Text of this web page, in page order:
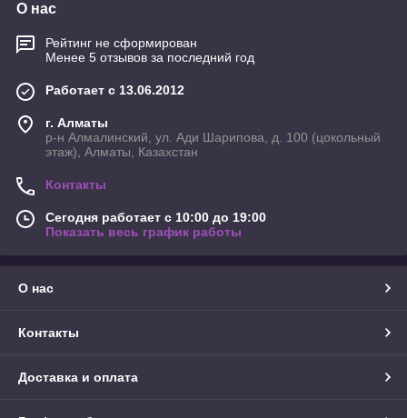
О нас
Рейтинг не сформирован
Менее 5 отзывов за последний год
Работает с 13.06.2012
г. Алматы
р-н Алмалинский, ул. Ади Шарипова, д. 100 (цокольный
этаж), Алматы, Казахстан
Контакты
Сегодня работает с 10:00 до 19:00
Показать весь график работы
О нас
Контакты
Доставка и оплата